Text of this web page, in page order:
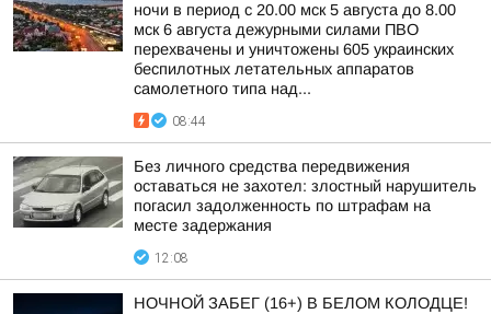
ночи в период с 20.00 мск 5 августа до 8.00
мск 6 августа дежурными силами ПВО
перехвачены и уничтожены 605 украинских
беспилотных летательных аппаратов
самолетного типа над...
08:44
Без личного средства передвижения
оставаться не захотел: злостный нарушитель
погасил задолженность по штрафам на
месте задержания
12:08
НОЧНОЙ ЗАБЕГ (16+) В БЕЛОМ КОЛОДЦЕ!